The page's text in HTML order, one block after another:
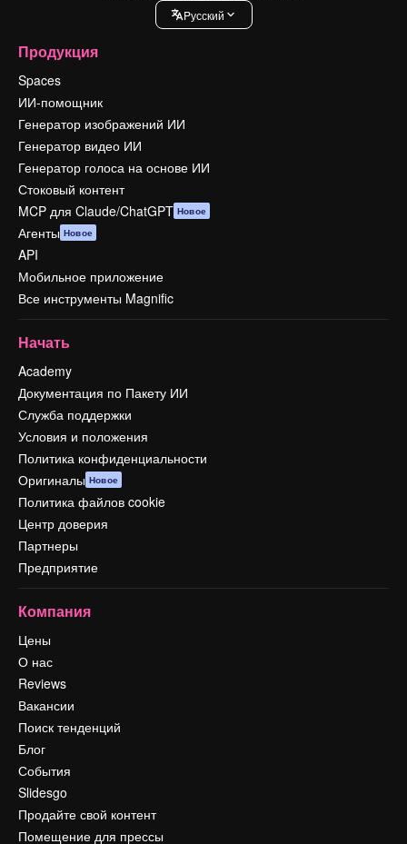
Pусский
Продукция
Spaces
ИИ-помощник
Генератор изображений ИИ
Генератор видео ИИ
Генератор голоса на основе ИИ
Стоковый контент
MCP для Claude/ChatGPT Новое
Агенты Новое
API
Мобильное приложение
Все инструменты Magnific
Начать
Academy
Документация по Пакету ИИ
Служба поддержки
Условия и положения
Политика конфиденциальности
Оригиналы Новое
Политика файлов cookie
Центр доверия
Партнеры
Предприятие
Компания
Цены
О нас
Reviews
Вакансии
Поиск тенденций
Блог
События
Slidesgo
Продайте свой контент
Помещение для прессы